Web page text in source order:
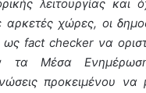
λειτουργίας και
αρκετές χώρες, οι
ως fact checker να
τα Μέσα
προκειμένου